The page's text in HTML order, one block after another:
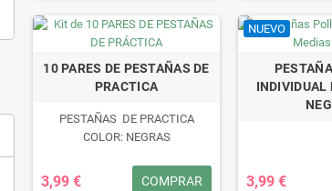
10 PARES DE PESTAÑAS DE
PRACTICA
PESTAÑAS DE PRACTICA
COLOR: NEGRAS
3,99 € COMPRAR
NUEVO
INDIVIDUAL
3,99 €